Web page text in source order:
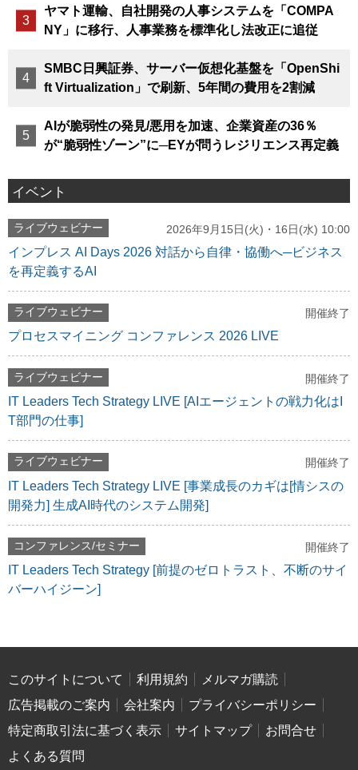
ヤマト運輸、自社開発の人事システムを「COMPA
NY」に移行、人事業務を標準化し法改正に追従
SMBC日興証券、サーバー仮想化基盤を「OpenShi
ft Virtualization」で刷新、5年間の費用を2割減
AIが脆弱性の発見/悪用を加速、企業資産の36％
が“脆弱性ゾーン”に─EYが問うレジリエンス再定義
イベント
ライブウェビナー 2026年9月15日(火)・16日(水) 10:00
インプレス AI Days 2026 対話から自律・協働へ─ビジネス
を再定義するAI
ライブウェビナー 開催終了
プロセスマイニング コンファレンス 2026 LIVE
ライブウェビナー 開催終了
IT Leaders Tech Strategy LIVE [AIエージェントの戦力化はI
T部門の仕事]
ライブウェビナー 開催終了
IT Leaders Tech Strategy LIVE [事業成長のカギは[情シスの
開発力] 生成AI時代のシステム開発]
コンファレンス/セミナー 開催終了
IT Leaders Tech Strategy [前提のゼロトラスト、不断のサイ
バーハイジーン]
このサイトについて 利用規約
メルマガ購読
広告掲載のご案内
会社案内
プライバシーポリシー
特定商取引法に基づく表示
サイトマップ
お問合せ
よくある質問